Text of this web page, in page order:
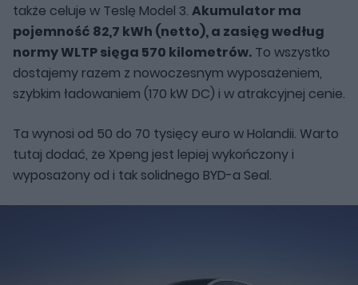
także celuje w Teslę Model 3. Akumulator ma
pojemność 82,7 kWh (netto), a zasięg według
normy WLTP sięga 570 kilometrów. To wszystko
dostajemy razem z nowoczesnym wyposażeniem,
szybkim ładowaniem (170 kW DC) i w atrakcyjnej cenie.
Ta wynosi od 50 do 70 tysięcy euro w Holandii. Warto
tutaj dodać, że Xpeng jest lepiej wykończony i
wyposażony od i tak solidnego BYD-a Seal.